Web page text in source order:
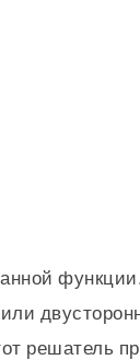
решатель